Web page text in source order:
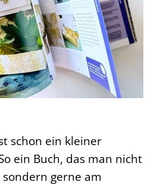
schon ein kleiner
ein Buch, das man nicht
gerne am